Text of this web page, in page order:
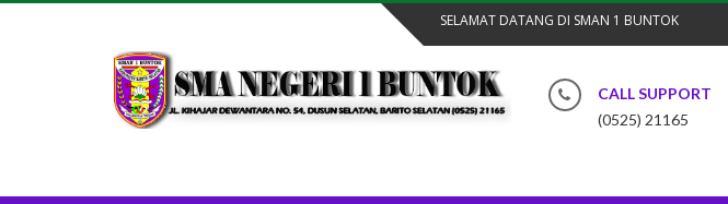
SELAMAT DATANG DI SMAN 1 BUNTOK
CALL SUPPORT
(0525) 21165